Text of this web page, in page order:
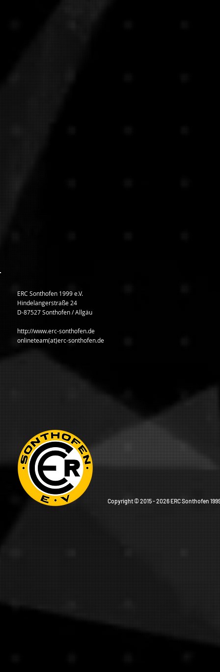
ERC Sonthofen 1999 e.V.
Hindelangerstraße 24
D-87527 Sonthofen / Allgäu
http://www.erc-sonthofen.de
onlineteam(at)erc-sonthofen.de
Copyright © 2015 - 2026 ERC Sonthofen